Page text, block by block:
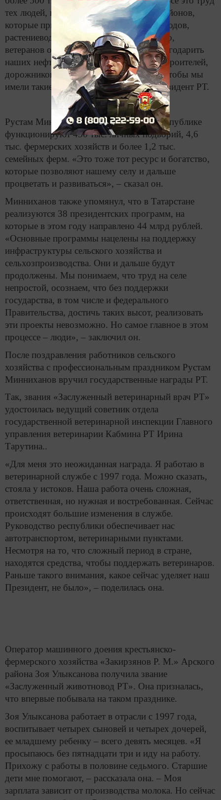
тех людей, представителей различных районов,
которые присутствуют здесь – животноводов,
растениеводов, механизаторов и, конечно,
ветеранов отрасли. Отдельно хочу поблагодарить
наших нефтяников за топливо, а также строителей,
дорожников. Все трудились ради того, чтобы мы
имели такие результаты», – добавил Президент РТ.
Рустам Минниханов напомнил, что в республике
функционируют 450 тыс. личных подворий, 4,6
тыс. фермерских хозяйств и более 1,2 тыс.
семейных ферм. «Это тоже тот ресурс и богатство,
которые позволяют нашему селу и дальше
процветать и развиваться», – сказал он.
Минниханов также упомянул, что в Татарстане
реализуются 38 президентских программ, на
которые в этом году направлено 44 млрд рублей.
«Основные программы нацелены на поддержку
инфраструктуры сельского хозяйства и
сельхозпроизводства. Они и дальше будут
продолжены. Мы понимаем, что труд на селе
непростой, осознаем, что без поддержки
государства, в том числе и федерального
Правительства, достичь таких высот, реализовать
эти проекты невозможно. Но самое главное в этом
процессе – люди», – заключил он.
После поздравления работников сельского
хозяйства с профессиональным праздником Рустам
Минниханов вручил государственные награды РТ.
Так, звания «Заслуженный ветеринарный врач РТ»
удостоилась ведущий советник отдела
государственной ветеринарной инспекции Главного
управления ветеринарии Кабмина РТ Ирина
Тарутина..
«Для меня это неожиданная награда. Я работаю в
ветеринарной службе с 1997 года. Можно сказать,
стояла у истоков. Наша работа очень сложная,
ответственная, но нужная и востребованная. Сейчас
происходят большие изменения в службе.
Руководство республики обеспечивает нас
автотранспортом, ветеринарными пунктами.
Несмотря на то, что сложный период в стране,
находятся средства, чтобы поддержать ветеринаров.
Раньше такого внимания, какое сейчас уделяет наш
Президент, не было», – поделилась она.
Оператор машинного доения крестьянско-
фермерского хозяйства «Закирзянов Р. М.» Арского
района Зоя Улыксанова получила звание
«Заслуженный животновод РТ». Она призналась,
что впервые побывала на таком празднике.
Зоя Улыксанова работает в отрасли с 1997 года,
воспитывает четырех сыновей и четырех дочерей,
ее младшему ребенку – всего девять месяцев. «Я
просыпаюсь без пятнадцати три и иду на работу.
Прихожу с работы в половине седьмого. Старшие
дети мне помогают, – рассказала она. – Моя
зарплата зависит от производства молока. Но сейчас